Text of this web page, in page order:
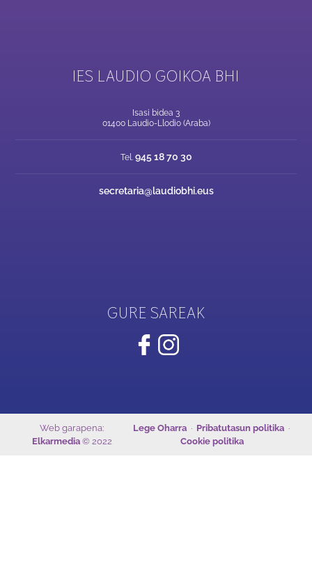
IES LAUDIO GOIKOA BHI
Isasi bidea 3
01400 Laudio-Llodio (Araba)
Tel. 945 18 70 30
secretaria@laudiobhi.eus
GURE SAREAK
Web garapena:
Elkarmedia© 2022
Lege Oharra· Pribatutasun politika·
Cookie politika